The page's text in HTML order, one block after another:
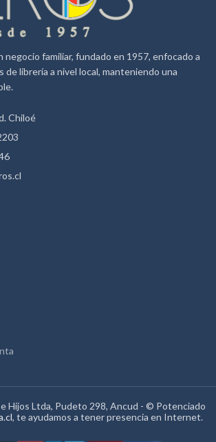
negocio familiar, fundado en 1957, enfocado a
de librería a nivel local, manteniendo una
Chiloé
Hijos Ltda, Pudeto 298, Ancud - © Potenciado
, te ayudamos a tener presencia en Internet.